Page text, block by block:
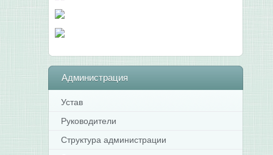
Администрация
Устав
Руководители
Структура администрации